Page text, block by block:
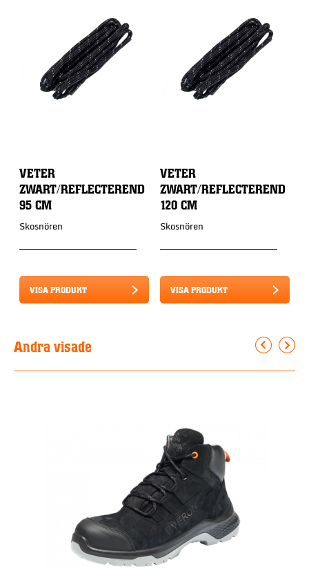
VETER
ZWART/REFLECTEREND
95 CM
Skosnören
VISA PRODUKT
VETER
ZWART/REFLECTEREND
120 CM
Skosnören
VISA PRODUKT
Andra visade